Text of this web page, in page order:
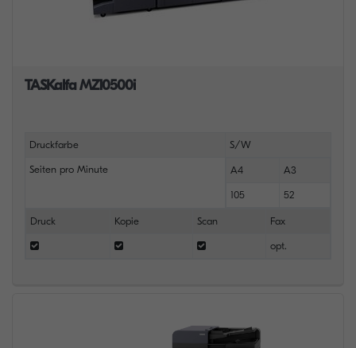
TASKalfa MZ10500i
Druckfarbe S/W
Seiten pro Minute A4 A3
105 52
Druck Kopie Scan Fax
opt.